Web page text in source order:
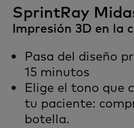
SprintRay
Impresión 3D en la
Pasa del diseño
15 minutos
Elige el tono que
tu paciente:
botella.